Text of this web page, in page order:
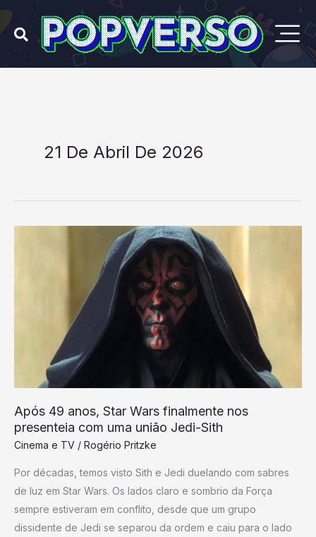
Ir
para
21 De Abril De 2026
Após 49 anos, Star Wars finalmente nos
presenteia com uma união Jedi-Sith
Cinema e TV / Rogério Pritzke
Por décadas, temos visto Sith e Jedi duelando com sabres
de luz em Star Wars. Os lados claro e sombrio da Força
sempre estiveram em conflito, desde que um grupo
dissidente de Jedi se separou da ordem e caiu para o lado
presenteia
união
Jedi-